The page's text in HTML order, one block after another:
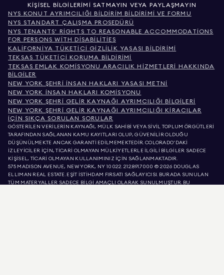
KIŞISEL BILGILERIMI SATMAYIN VEYA PAYLAŞMAYIN
NYS KONUT AYRIMCILIĞI BILDIRIM BILDIRIMI VE FORMU
NYS STANDART ÇALIŞMA PROSEDÜRÜ
NYS TENANTS' RIGHTS TO REASONABLE ACCOMMODATIONS
FOR PERSONS WITH DISABILITIES
KALIFORNIYA TÜKETICI GIZLILIK YASASI BILDIRIMI
TEKSAS TÜKETICI KORUMA BILDIRIMI
TEKSAS EMLAK KOMISYONU ARACILIK HIZMETLERI HAKKINDA
BILGILER
NEW YORK ŞEHRI İNSAN HAKLARI YASASI METNI
NEW YORK İNSAN HAKLARI KOMISYONU
NEW YORK ŞEHRI GELIR KAYNAĞI AYRIMCILIĞI BILGILERI
NEW YORK ŞEHRI GELIR KAYNAĞI AYRIMCILIĞI KIRACILAR
İÇIN SIKÇA SORULAN SORULAR
GÖSTERİLEN VERİLERİN KAYNAĞI, MÜLK SAHİBİ VEYA SİVİL TOPLUM ÖRGÜTLERİ
TARAFINDAN SAĞLANAN KAMU KAYITLARI OLUP, GÜVENİLİR OLDUĞU
DÜŞÜNÜLMEKTE ANCAK GARANTİ EDİLMEMEKTEDİR. COLORADO'DAKİ
İZLEYİCİLER İÇİN, TİCARİ OLMAYAN MÜLKİYETLERLE İLGİLİ BİLGİLER SADECE
KİŞİSEL, TİCARİ OLMAYAN KULLANIMINIZ İÇİN SAĞLANMAKTADIR.
575 MADISON AVENUE, NEW YORK, NY 10022.212.891.7000 © 2026 DOUGLAS
ELLIMAN REAL ESTATE. EŞİT İSTİHDAM FIRSATI SAĞLAYICISI. BURADA SUNULAN
TÜM MATERYALLER SADECE BİLGİ AMAÇLI OLARAK SUNULMUŞTUR. BU